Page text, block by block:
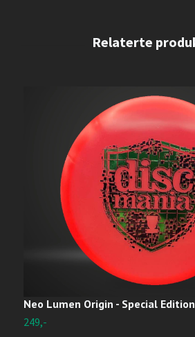
Neo Lumen Origin - Special Edition
249,-